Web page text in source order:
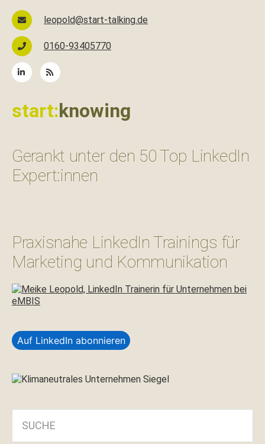
leopold@start-talking.de
0160-93405770
start:knowing
Gerankt unter den 50 Top LinkedIn
Expert:innen
Praxisnahe LinkedIn Trainings für
Marketing und Kommunikation
Auf LinkedIn abonnieren